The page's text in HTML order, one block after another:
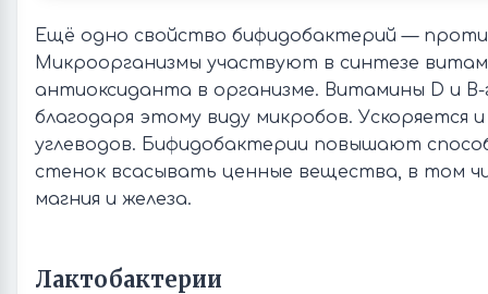
Ещё одно свойство бифидобактерий —
Микроорганизмы участвуют в синтезе
антиоксиданта в организме. Витамины D и
благодаря этому виду микробов. Ускоряется
углеводов. Бифидобактерии повышают
стенок всасывать ценные вещества, в том
магния и железа.
Лактобактерии